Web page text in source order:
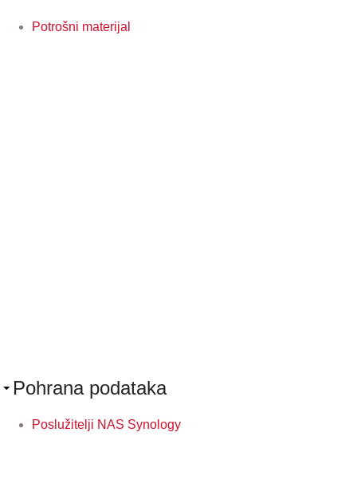
Potrošni materijal
Pohrana podataka
Poslužitelji NAS Synology